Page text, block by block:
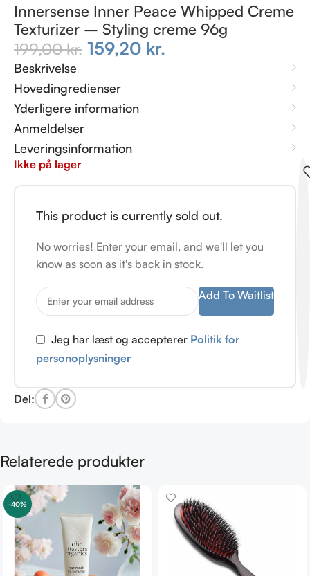
Innersense Inner Peace Whipped Creme
Texturizer – Styling creme 96g
199,00kr. 159,20 kr.
Beskrivelse
Hovedingredienser
Yderligere information
Anmeldelser
Leveringsinformation
Ikke på lager
This product is currently sold out.
No worries! Enter your email, and we'll let you
know as soon as it's back in stock.
Add To Waitlist
Jeg har læst og accepterer Politik for
personoplysninger
Del:
Relaterede produkter
-40%